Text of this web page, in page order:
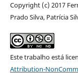
Copyright (c) 2017
Prado Silva, Patrícia
Este trabalho está
Attribution-